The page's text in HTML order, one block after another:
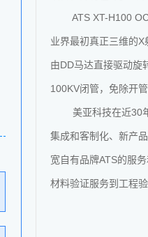
ATS XT-H100 OCT
业界最初真正三维的
由DD马达直接驱动旋
100KV闭管，免除开
美亚科技在近30年
集成和客制化、新产
宽自有品牌ATS的服
材料验证服务到工程